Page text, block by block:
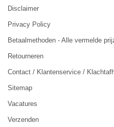
Disclaimer
Privacy Policy
Betaalmethoden - Alle vermelde
Retourneren
Contact / Klantenservice /
Sitemap
Vacatures
Verzenden